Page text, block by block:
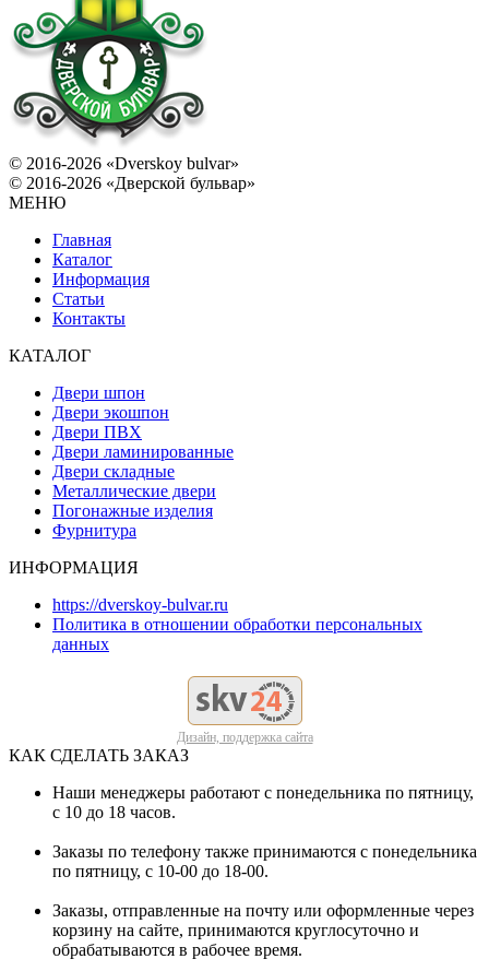
© 2016-2026 «Dverskoy bulvar»
© 2016-2026 «Дверской бульвар»
МЕНЮ
Главная
Каталог
Информация
Статьи
Контакты
КАТАЛОГ
Двери шпон
Двери экошпон
Двери ПВХ
Двери ламинированные
Двери складные
Металлические двери
Погонажные изделия
Фурнитура
ИНФОРМАЦИЯ
https://dverskoy-bulvar.ru
Политика в отношении обработки персональных
данных
Дизайн, поддержка сайта
КАК СДЕЛАТЬ ЗАКАЗ
Наши менеджеры работают с понедельника по пятницу,
с 10 до 18 часов.
Заказы по телефону также принимаются с понедельника
по пятницу, с 10-00 до 18-00.
Заказы, отправленные на почту или оформленные через
корзину на сайте, принимаются круглосуточно и
обрабатываются в рабочее время.